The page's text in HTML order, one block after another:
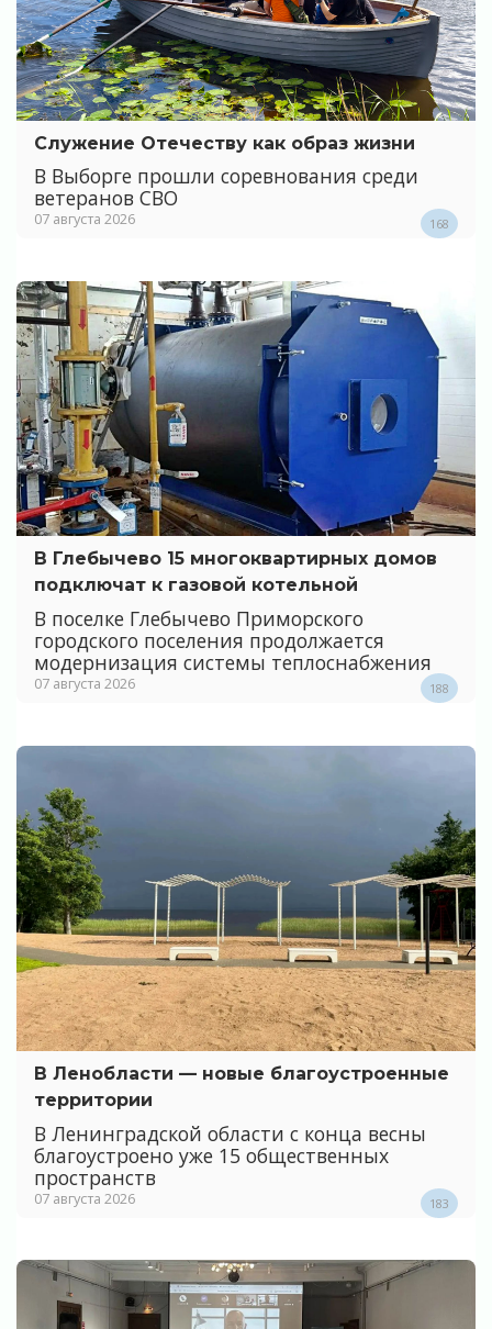
Служение Отечеству как образ жизни
В Выборге прошли соревнования среди
ветеранов СВО
07 августа 2026 168
В Глебычево 15 многоквартирных домов
подключат к газовой котельной
В поселке Глебычево Приморского
городского поселения продолжается
модернизация системы теплоснабжения
07 августа 2026 188
В Ленобласти — новые благоустроенные
территории
В Ленинградской области с конца весны
благоустроено уже 15 общественных
пространств
07 августа 2026 183